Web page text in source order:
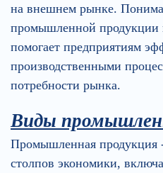
на внешнем рынке.
промышленной продукции
помогает предприятиям
производственными
потребности рынка.
Виды
Промышленная продукция
столпов экономики,